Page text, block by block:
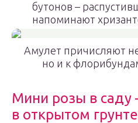
бутонов –
напоминают
Амулет причисляют
но и к
Мини розы в саду
в открытом грунте